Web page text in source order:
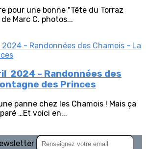
pour une bonne "Tête du Torraz
Marc C. photos...
2024 - Randonnées des
des Princes
panne chez les Chamois ! Mais ça
…Et voici en...